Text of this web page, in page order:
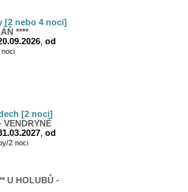
[2 nebo 4 noci]
****
, od
[2 noci]
VENDRYNĚ
, od
2 noci
U HOLUBŮ -